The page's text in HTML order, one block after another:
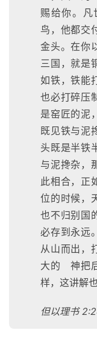
赐给你。凡
鸟，他都交
金头。在你
三国，就是
如铁，铁能
也必打碎压
是窑匠的泥
既见铁与泥
头既是半铁
与泥搀杂，
此相合，正
位的时候，
也不归别国
必存到永远
从山而出，
大的 神把
样，这讲解
但以理书